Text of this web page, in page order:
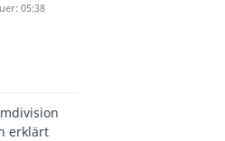
05:38
erklärt